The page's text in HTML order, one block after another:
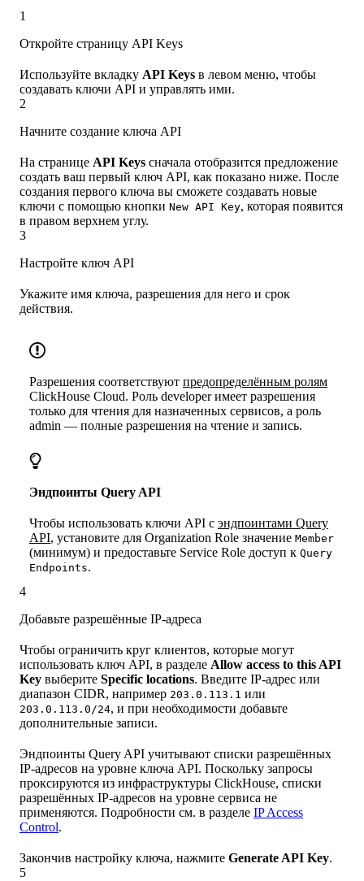
1
Откройте страницу API Keys
Используйте вкладку API Keys в левом меню, чтобы
создавать ключи API и управлять ими.
2
Начните создание ключа API
На странице API Keys сначала отобразится предложение
создать ваш первый ключ API, как показано ниже. После
создания первого ключа вы сможете создавать новые
ключи с помощью кнопки New API Key, которая появится
в правом верхнем углу.
3
Настройте ключ API
Укажите имя ключа, разрешения для него и срок
действия.
Разрешения соответствуют предопределённым ролям
ClickHouse Cloud. Роль developer имеет разрешения
только для чтения для назначенных сервисов, а роль
admin — полные разрешения на чтение и запись.
Эндпоинты Query API
Чтобы использовать ключи API с эндпоинтами Query
API, установите для Organization Role значение Member
(минимум) и предоставьте Service Role доступ к Query
Endpoints.
4
Добавьте разрешённые IP-адреса
Чтобы ограничить круг клиентов, которые могут
использовать ключ API, в разделе Allow access to this API
Key выберите Specific locations. Введите IP-адрес или
диапазон CIDR, например 203.0.113.1 или
203.0.113.0/24, и при необходимости добавьте
дополнительные записи.
Эндпоинты Query API учитывают списки разрешённых
IP-адресов на уровне ключа API. Поскольку запросы
проксируются из инфраструктуры ClickHouse, списки
разрешённых IP-адресов на уровне сервиса не
применяются. Подробности см. в разделе IP Access
Control.
Закончив настройку ключа, нажмите Generate API Key.
5